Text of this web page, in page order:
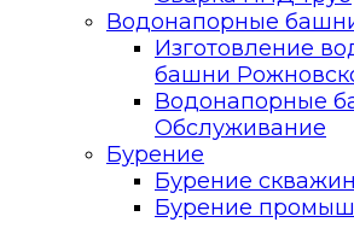
Водонапорные
Изготовление
башни
Водонапорные
Обслуживание
Бурение
Бурение скважин
Бурение